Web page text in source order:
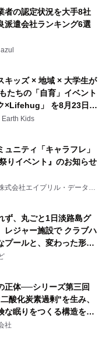
者の認定状況を大手8社
派遣会社ランキング6選
キッズ × 地域 × 大学生が
たちの「自育」イベント
×Lifehug」 を8月23日
Earth Kids
ュニティ「キャラフレ」
りイベント』のお知らせ
式会社エイプリル・データ・
ず、丸ごと1日淡路島グ
レジャー施設で クラブハ
プールと、変わった形の
BOXY AWAJI」のお
泊プランで
正体──シリーズ第三回
酸化炭素過剰"を生み、
な眠りをつくる構造を解
社